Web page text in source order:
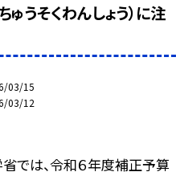
ゅうそくわんしょう）に注
03/15
03/12
では、令和６年度補正予算